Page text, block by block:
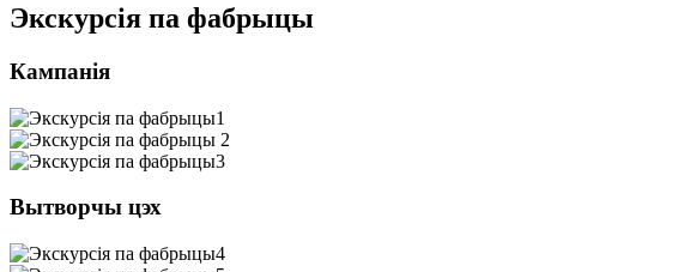
Экскурсія па фабрыцы
Кампанія
Вытворчы цэх